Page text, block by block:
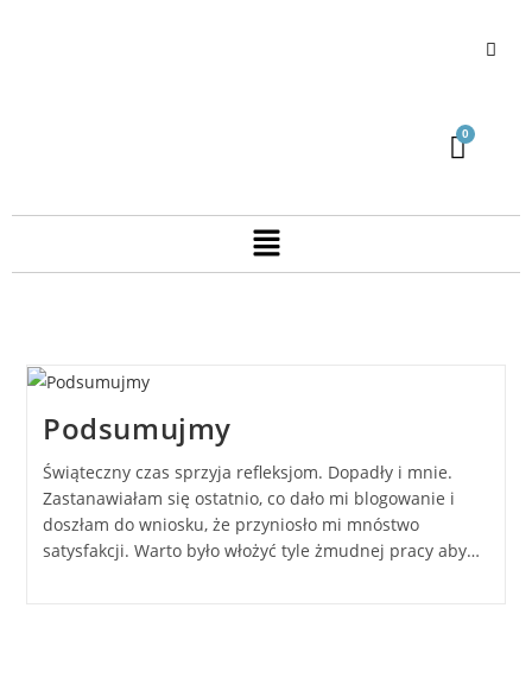
Podsumujmy
Świąteczny czas sprzyja refleksjom. Dopadły i mnie.
Zastanawiałam się ostatnio, co dało mi blogowanie i
doszłam do wniosku, że przyniosło mi mnóstwo
satysfakcji. Warto było włożyć tyle żmudnej pracy aby…